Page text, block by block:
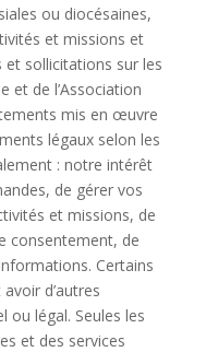
ou diocésaines,
et missions et
sollicitations sur les
et de l’Association
mis en œuvre
légaux selon les
: notre intérêt
de gérer vos
et missions, de
consentement, de
Certains
d’autres
légal. Seules les
et des services